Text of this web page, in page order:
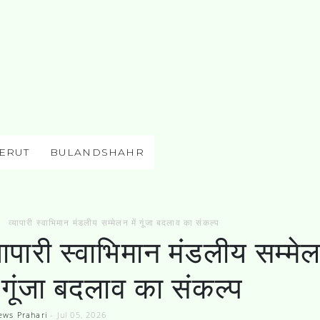
BULANDSHAHR
व्यापारी स्वाभिमान मंडलीय सम्मेलन में गूंजा बदलाव का संकल्प
स्वाभिमान मंडलीय
बदलाव का संकल्प
Prahari - Jul 05, 2026